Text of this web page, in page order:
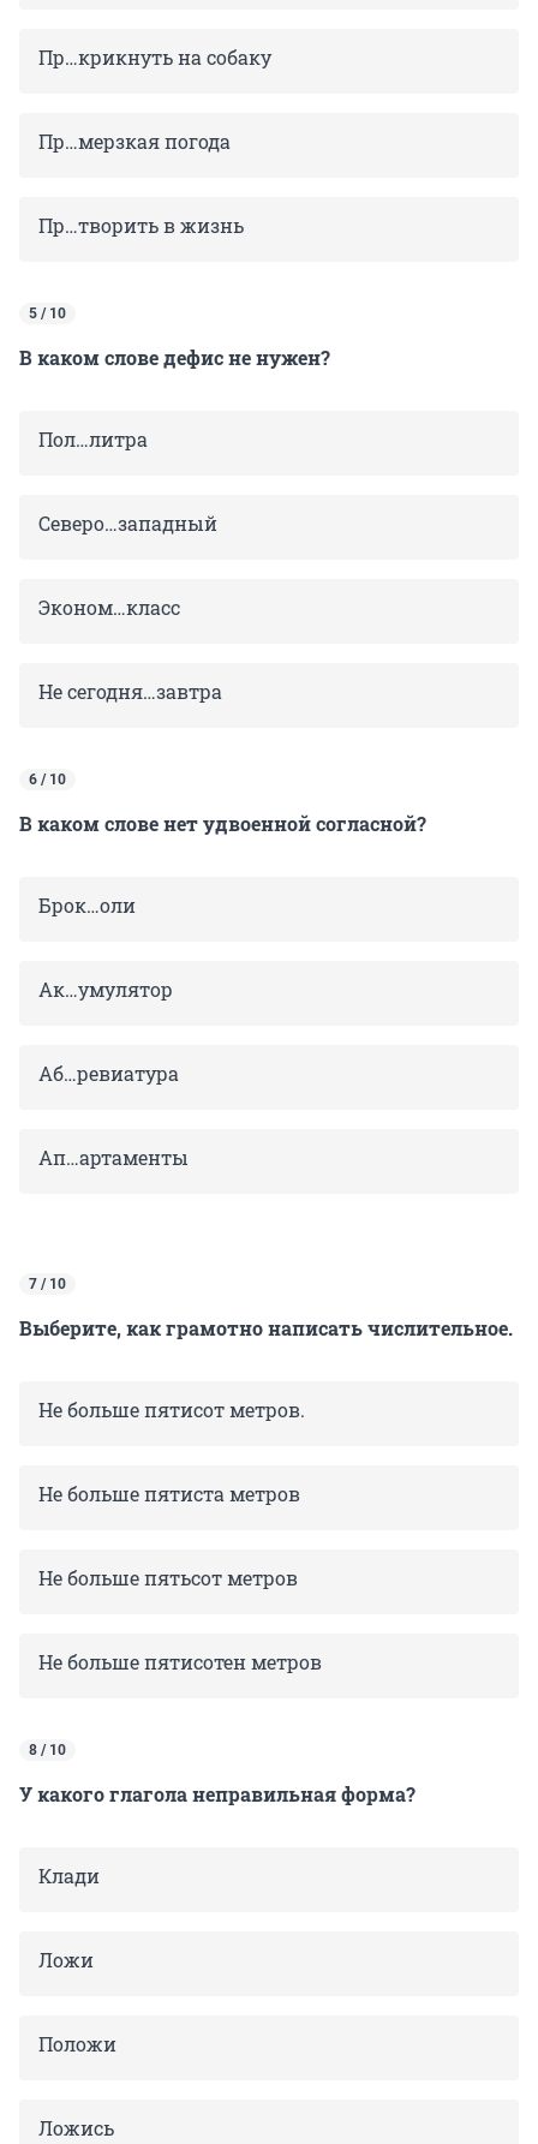
Пр…крикнуть на собаку
Пр…мерзкая погода
Пр…творить в жизнь
5 / 10
В каком слове дефис не нужен?
Пол…литра
Северо…западный
Эконом…класс
Не сегодня…завтра
6 / 10
В каком слове нет удвоенной согласной?
Брок…оли
Ак…умулятор
Аб…ревиатура
Ап…артаменты
7 / 10
Выберите, как грамотно написать числительное.
Не больше пятисот метров.
Не больше пятиста метров
Не больше пятьсот метров
Не больше пятисотен метров
8 / 10
У какого глагола неправильная форма?
Клади
Ложи
Положи
Ложись